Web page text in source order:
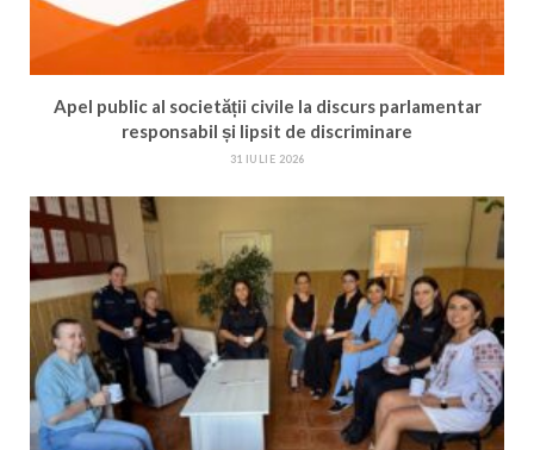
Apel public al societății civile la discurs parlamentar
responsabil și lipsit de discriminare
31 IULIE 2026